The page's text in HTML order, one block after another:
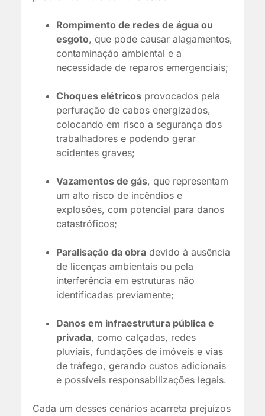
Rompimento de redes de água ou
esgoto, que pode causar alagamentos,
contaminação ambiental e a
necessidade de reparos emergenciais;
Choques elétricos provocados pela
perfuração de cabos energizados,
colocando em risco a segurança dos
trabalhadores e podendo gerar
acidentes graves;
Vazamentos de gás, que representam
um alto risco de incêndios e
explosões, com potencial para danos
catastróficos;
Paralisação da obra devido à ausência
de licenças ambientais ou pela
interferência em estruturas não
identificadas previamente;
Danos em infraestrutura pública e
privada, como calçadas, redes
pluviais, fundações de imóveis e vias
de tráfego, gerando custos adicionais
e possíveis responsabilizações legais.
Cada um desses cenários acarreta prejuízos